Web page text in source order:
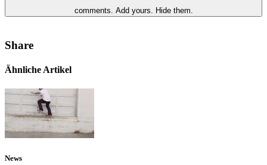
comments. Add yours. Hide them.
Share
Ähnliche Artikel
News